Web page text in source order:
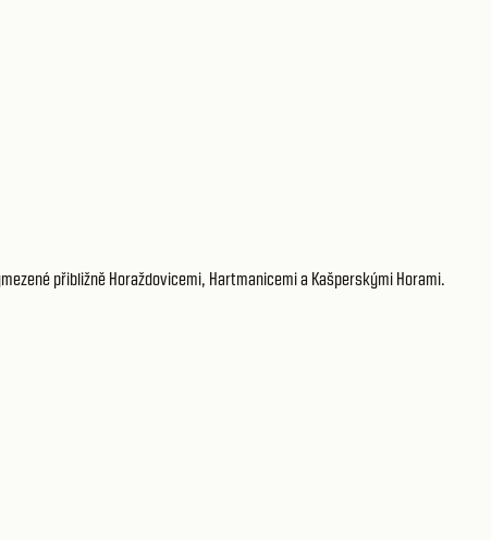
přibližně Horaždovicemi, Hartmanicemi a Kašperskými Horami.